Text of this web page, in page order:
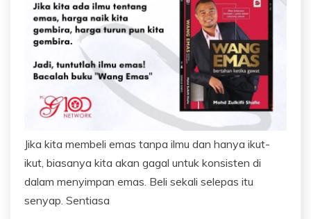
Jika kita membeli emas tanpa ilmu dan hanya ikut-
ikut, biasanya kita akan gagal untuk konsisten di
dalam menyimpan emas. Beli sekali selepas itu
senyap. Sentiasa